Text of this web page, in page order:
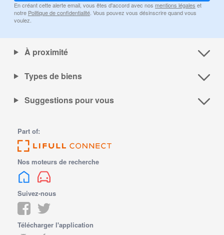
En créant cette alerte email, vous êtes d'accord avec nos mentions légales et
notre Politique de confidentialité . Vous pouvez vous désinscrire quand vous
voulez.
À proximité
Types de biens
Suggestions pour vous
Part of:
Nos moteurs de recherche
Suivez-nous
Télécharger l'application